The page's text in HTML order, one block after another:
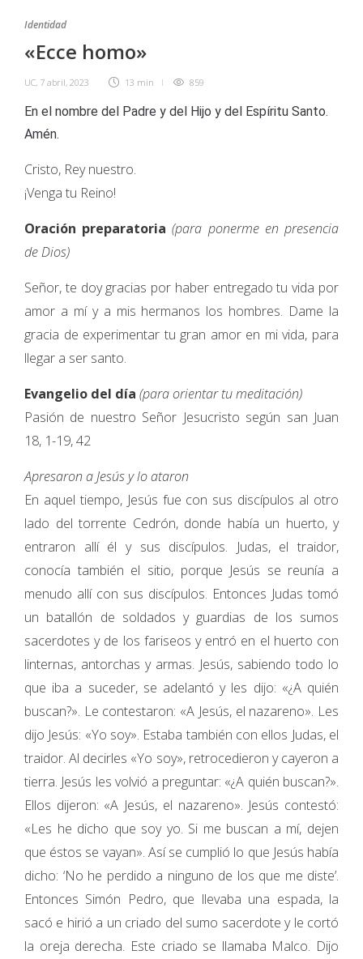
Identidad
«Ecce homo»
UC, 7 abril, 2023 13 min 859
En el nombre del Padre y del Hijo y del Espíritu Santo.
Amén.
Cristo, Rey nuestro.
¡Venga tu Reino!
Oración preparatoria (para ponerme en presencia
de Dios)
Señor, te doy gracias por haber entregado tu vida por
amor a mí y a mis hermanos los hombres. Dame la
gracia de experimentar tu gran amor en mi vida, para
llegar a ser santo.
Evangelio del día (para orientar tu meditación)
Pasión de nuestro Señor Jesucristo según san Juan
18, 1-19, 42
Apresaron a Jesús y lo ataron
En aquel tiempo, Jesús fue con sus discípulos al otro
lado del torrente Cedrón, donde había un huerto, y
entraron allí él y sus discípulos. Judas, el traidor,
conocía también el sitio, porque Jesús se reunía a
menudo allí con sus discípulos. Entonces Judas tomó
un batallón de soldados y guardias de los sumos
sacerdotes y de los fariseos y entró en el huerto con
linternas, antorchas y armas. Jesús, sabiendo todo lo
que iba a suceder, se adelantó y les dijo: «¿A quién
buscan?». Le contestaron: «A Jesús, el nazareno». Les
dijo Jesús: «Yo soy». Estaba también con ellos Judas, el
traidor. Al decirles «Yo soy», retrocedieron y cayeron a
tierra. Jesús les volvió a preguntar: «¿A quién buscan?».
Ellos dijeron: «A Jesús, el nazareno». Jesús contestó:
«Les he dicho que soy yo. Si me buscan a mí, dejen
que éstos se vayan». Así se cumplió lo que Jesús había
dicho: ‘No he perdido a ninguno de los que me diste’.
Entonces Simón Pedro, que llevaba una espada, la
sacó e hirió a un criado del sumo sacerdote y le cortó
la oreja derecha. Este criado se llamaba Malco. Dijo